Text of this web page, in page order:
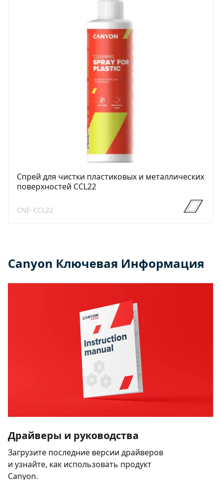
Спрей для чистки пластиковых и металлических
поверхностей CCL22
CNE-CCL22
Canyon Ключевая Информация
Драйверы и руководства
Загрузите последние версии драйверов
и узнайте, как использовать продукт
Canyon.